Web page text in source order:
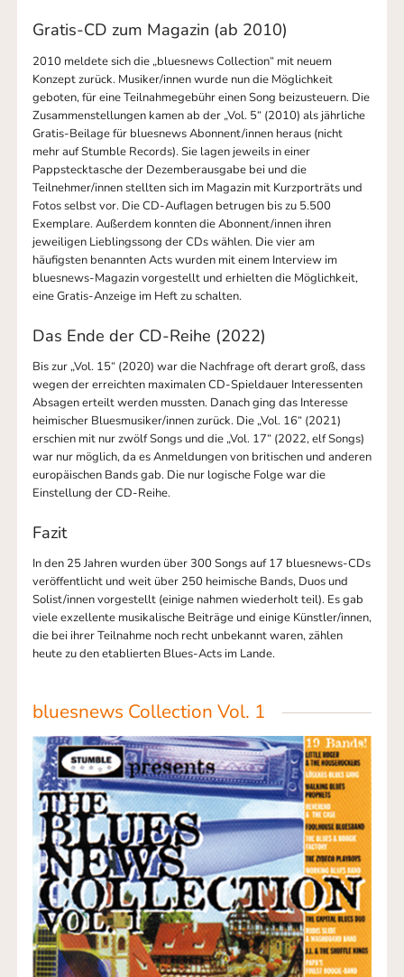
Gratis-CD zum Magazin (ab 2010)
2010 meldete sich die „bluesnews Collection“ mit neuem
Konzept zurück. Musiker/innen wurde nun die Möglichkeit
geboten, für eine Teilnahmegebühr einen Song beizusteuern. Die
Zusammenstellungen kamen ab der „Vol. 5“ (2010) als jährliche
Gratis-Beilage für bluesnews Abonnent/innen heraus (nicht
mehr auf Stumble Records). Sie lagen jeweils in einer
Pappstecktasche der Dezemberausgabe bei und die
Teilnehmer/innen stellten sich im Magazin mit Kurzporträts und
Fotos selbst vor. Die CD-Auflagen betrugen bis zu 5.500
Exemplare. Außerdem konnten die Abonnent/innen ihren
jeweiligen Lieblingssong der CDs wählen. Die vier am
häufigsten benannten Acts wurden mit einem Interview im
bluesnews-Magazin vorgestellt und erhielten die Möglichkeit,
eine Gratis-Anzeige im Heft zu schalten.
Das Ende der CD-Reihe (2022)
Bis zur „Vol. 15“ (2020) war die Nachfrage oft derart groß, dass
wegen der erreichten maximalen CD-Spieldauer Interessenten
Absagen erteilt werden mussten. Danach ging das Interesse
heimischer Bluesmusiker/innen zurück. Die „Vol. 16“ (2021)
erschien mit nur zwölf Songs und die „Vol. 17“ (2022, elf Songs)
war nur möglich, da es Anmeldungen von britischen und anderen
europäischen Bands gab. Die nur logische Folge war die
Einstellung der CD-Reihe.
Fazit
In den 25 Jahren wurden über 300 Songs auf 17 bluesnews-CDs
veröffentlicht und weit über 250 heimische Bands, Duos und
Solist/innen vorgestellt (einige nahmen wiederholt teil). Es gab
viele exzellente musikalische Beiträge und einige Künstler/innen,
die bei ihrer Teilnahme noch recht unbekannt waren, zählen
heute zu den etablierten Blues-Acts im Lande.
bluesnews Collection Vol. 1